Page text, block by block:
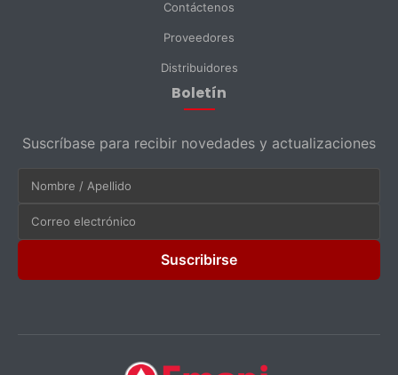
Contáctenos
Proveedores
Distribuidores
Boletín
Suscríbase para recibir novedades y actualizaciones
Suscribirse